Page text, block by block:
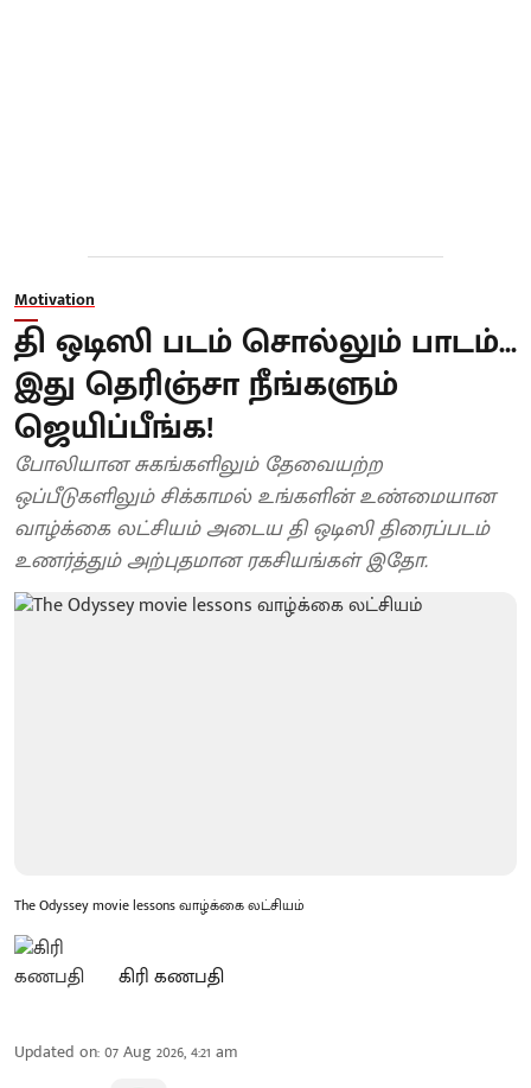
Motivation
தி ஒடிஸி படம் சொல்லும் பாடம்...
இது தெரிஞ்சா நீங்களும்
ஜெயிப்பீங்க!
போலியான சுகங்களிலும் தேவையற்ற
ஒப்பீடுகளிலும் சிக்காமல் உங்களின் உண்மையான
வாழ்க்கை லட்சியம் அடைய தி ஒடிஸி திரைப்படம்
உணர்த்தும் அற்புதமான ரகசியங்கள் இதோ.
The Odyssey movie lessons வாழ்க்கை லட்சியம்
கிரி கணபதி
Updated on:07 Aug 2026, 4:21 am